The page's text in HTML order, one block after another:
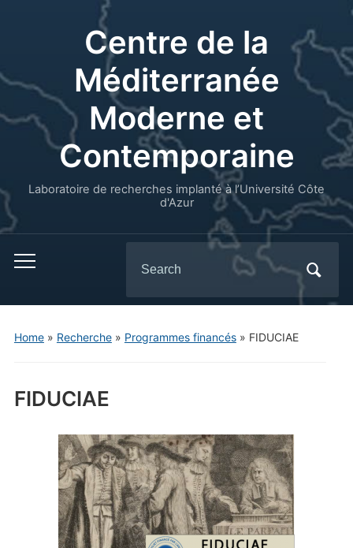
Centre de la
Méditerranée
Moderne et
Contemporaine
Laboratoire de recherches implanté à l’Université Côte
d'Azur
for:
Home» Recherche» Programmes financés» FIDUCIAE
FIDUCIAE